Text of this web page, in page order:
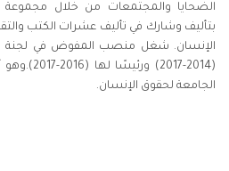
الضحايا والمجتمعات من خلال مجموعة
بتأليف وشارك في تأليف عشرات الكتب
الإنسان. شغل منصب المفوض في لجنة
(2014-
الجامعة لحقوق الإنسان.